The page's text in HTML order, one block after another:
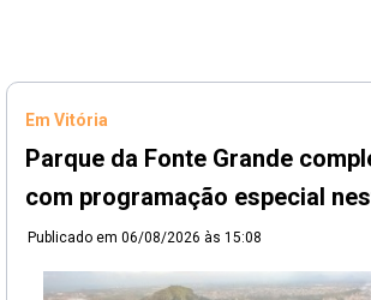
Em Vitória
Parque da Fonte Grande
com programação especial
Publicado em 06/08/2026 às 15:08